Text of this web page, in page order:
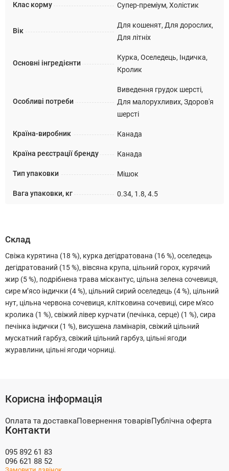
Клас корму Супер-преміум, Холістик
Вік
Для кошенят, Для дорослих,
Для літніх
Основні інгредієнти
Курка, Оселедець, Індичка,
Кролик
Особливі потреби
Виведення грудок шерсті,
Для малорухливих, Здоров'я
шерсті
Країна-виробник Канада
Країна реєстрації бренду Канада
Тип упаковки Мішок
Вага упаковки, кг 0.34, 1.8, 4.5
Склад
Свіжа курятина (18 %), курка дегідратована (16 %), оселедець
дегідратований (15 %), вівсяна крупа, цільний горох, курячий
жир (5 %), подрібнена трава міскантус, цільна зелена сочевиця,
сире м’ясо індички (4 %), цільний сирий оселедець (4 %), цільний
нут, цільна червона сочевиця, клітковина сочевиці, сире м'ясо
кролика (1 %), свіжий лівер курчати (печінка, серце) (1 %), сира
печінка індички (1 %), висушена ламінарія, свіжий цільний
мускатний гарбуз, свіжий цільний гарбуз, цільні ягоди
журавлини, цільні ягоди чорниці.
Корисна інформація
Оплата та доставкаПовернення товарівПублічна оферта
Контакти
095 892 61 83
096 621 88 52